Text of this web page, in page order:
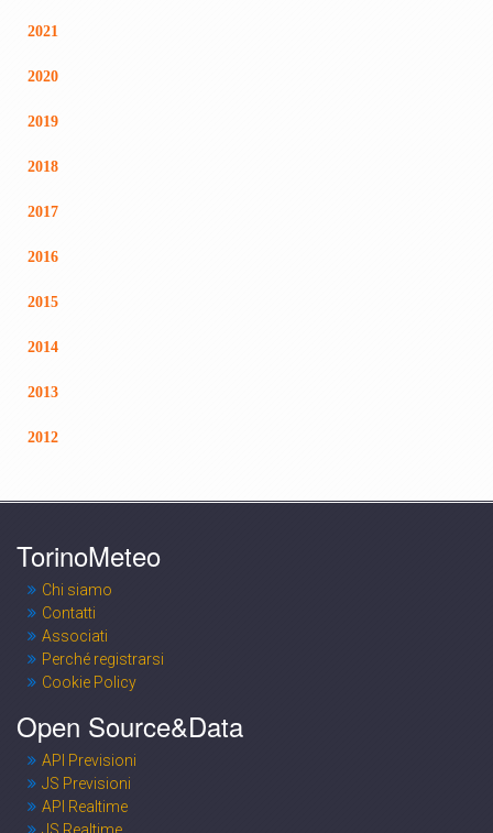
2021
2020
2019
2018
2017
2016
2015
2014
2013
2012
TorinoMeteo
Chi siamo
Contatti
Associati
Perché registrarsi
Cookie Policy
Open Source&Data
API Previsioni
JS Previsioni
API Realtime